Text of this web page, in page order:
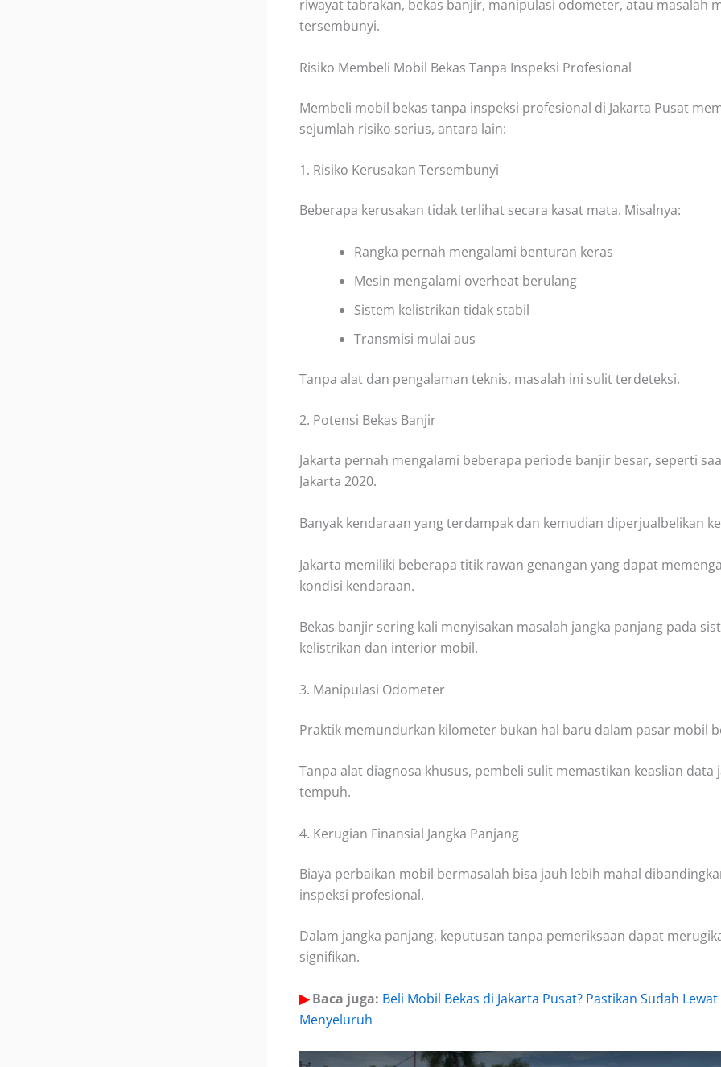
riwayat tabrakan, bekas banjir, manipulasi odometer, atau masalah
tersembunyi.
Risiko Membeli Mobil Bekas Tanpa Inspeksi Profesional
Membeli mobil bekas tanpa inspeksi profesional di Jakarta Pusat
sejumlah risiko serius, antara lain:
1. Risiko Kerusakan Tersembunyi
Beberapa kerusakan tidak terlihat secara kasat mata. Misalnya:
Rangka pernah mengalami benturan keras
Mesin mengalami overheat berulang
Sistem kelistrikan tidak stabil
Transmisi mulai aus
Tanpa alat dan pengalaman teknis, masalah ini sulit terdeteksi.
2. Potensi Bekas Banjir
Jakarta pernah mengalami beberapa periode banjir besar, seperti
Jakarta 2020.
Banyak kendaraan yang terdampak dan kemudian diperjualbelikan
Jakarta memiliki beberapa titik rawan genangan yang dapat
kondisi kendaraan.
Bekas banjir sering kali menyisakan masalah jangka panjang pada
kelistrikan dan interior mobil.
3. Manipulasi Odometer
Praktik memundurkan kilometer bukan hal baru dalam pasar mobil
Tanpa alat diagnosa khusus, pembeli sulit memastikan keaslian data
tempuh.
4. Kerugian Finansial Jangka Panjang
Biaya perbaikan mobil bermasalah bisa jauh lebih mahal
inspeksi profesional.
Dalam jangka panjang, keputusan tanpa pemeriksaan dapat
signifikan.
▶Baca juga: Beli Mobil Bekas di Jakarta Pusat? Pastikan Sudah
Menyeluruh